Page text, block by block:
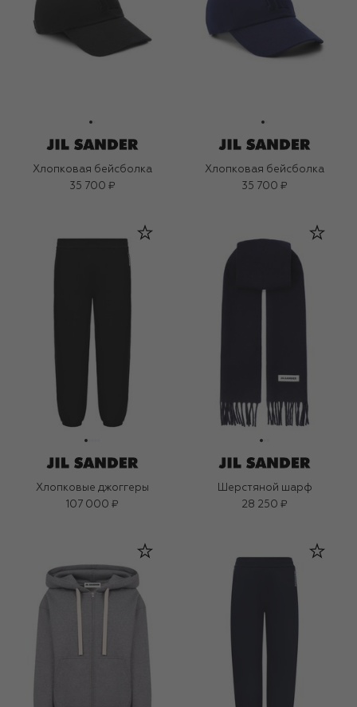
Хлопковая бейсболка
35 700 ₽
Хлопковая бейсболка
35 700 ₽
Хлопковые джоггеры
107 000 ₽
Шерстяной шарф
28 250 ₽